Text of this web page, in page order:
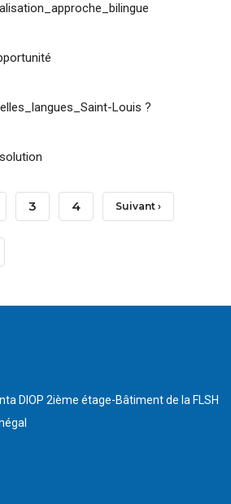
Louis ?
Page
3 Page
4 Page
Suivant ›
DIOP 2ième étage-Bâtiment de la FLSH